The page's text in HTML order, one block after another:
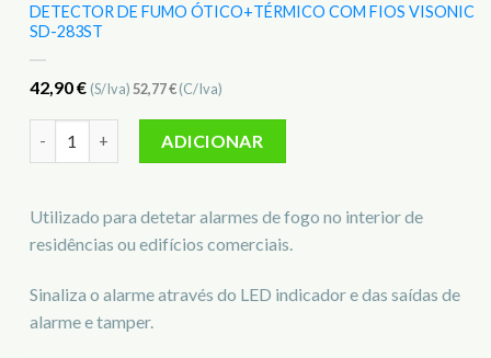
DETECTOR DE FUMO ÓTICO+TÉRMICO COM FIOS VISONIC
SD-283ST
42,90€ (S/Iva)52,77€(C/Iva)
ADICIONAR
Utilizado para detetar alarmes de fogo no interior de
residências ou edifícios comerciais.
Sinaliza o alarme através do LED indicador e das saídas de
alarme e tamper.